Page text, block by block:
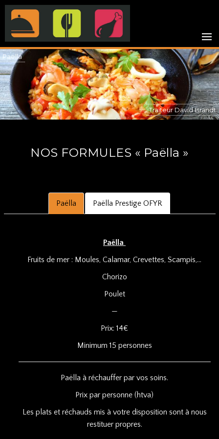
ACCUEIL
BARBECUES
BUFFETS
CONTACT
Paëlla
Traiteur David Brandt
NOS FORMULES « Paëlla »
Paëlla Paëlla Prestige OFYR
Paëlla
Fruits de mer : Moules, Calamar, Crevettes, Scampis,…
Chorizo
Poulet
—
Prix: 14€
Minimum 15 personnes
Paëlla à réchauffer par vos soins.
Prix par personne (htva)
Les plats et réchauds mis à votre disposition sont à nous
restituer propres.